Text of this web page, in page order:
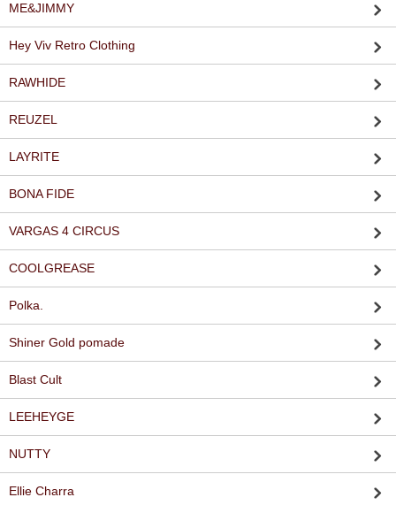
ME&JIMMY
Hey Viv Retro Clothing
RAWHIDE
REUZEL
LAYRITE
BONA FIDE
VARGAS 4 CIRCUS
COOLGREASE
Polka.
Shiner Gold pomade
Blast Cult
LEEHEYGE
NUTTY
Ellie Charra